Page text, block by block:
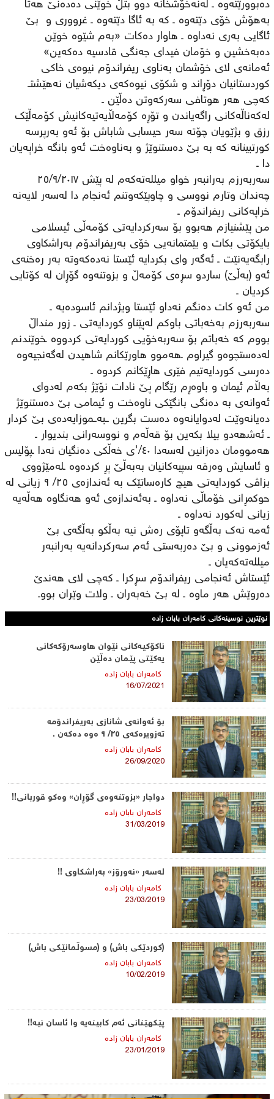
دەبوورێتەوە ـ لەنەخۆشخانە دوو بتڵ خوێنی دەدەنێ ھەتا
بەھۆش خۆی دێتەوە ـ کە بە ئاگا دێتەوە ـ غرووری و بێ
ئاگایی بەری نەداوە ـ ھاوار دەکات «بەم شێوە خوێن
دەبەخشین و خۆمان فیدای جەنگی قادسیە دەکەین»
ئەمانەی لای خۆشمان بەناوی ریفراندۆم نیوەی خاکی
کوردستانیان دۆڕاند و شکۆی نیوەکەی دیکەشیان نەھێشتـ
کەچی ھەر ھوتافی سەرکەوتن دەڵێن ـ
لەکەناڵەکانی راگەیاندن و تۆڕە کۆمەڵایەتیەکانیش کۆمەڵێک
رزق و بژێویان چۆتە سەر حیسابی شاباش بۆ ئەو بەرپرسە
کورتبینانە کە بە بێ دەستنوێژ و بەناوەخت ئەو بانگە خراپەیان
دا ـ
سەربەرزم بەرانبەر خواو میللەتەکەم لە پێش ٢٥/٩/٢٠١٧
چەندان وتارم نووسی و چاوپێکەوتنم ئەنجام دا لەسەر لایەنە
خراپەکانی ریفراندۆم ـ
من پێشنیازم ھەبوو بۆ سەرکردایەتی کۆمەڵی ئیسلامی
بایکۆتی بکات و بێمتمانەیی خۆی بەریفراندۆم بەراشکاوی
رابگەیەنێت ـ ئەگەر وای بکردایە ئێستا نەدەکەوتە بەر رەخنەی
ئەو (بەڵێ) ساردو سڕەی کۆمەڵ و بزوتنەوە گۆڕان لە کۆتایی
کردیان ـ
من ئەو کات دەنگم نەداو ئێستا ویژدانم ئاسودەیە ـ
سەربەرزم بەخەباتی باوکم لەپێناو کوردایەتی ـ زور منداڵ
بووم کە خەباتم بۆ سەربەخۆیی کوردایەتی کردووە ـخوێندنم
لەدەستچوەو گیراوم ـھەموو ھاورێکانم شاھیدن لەگەنجیەوە
دەرسی کوردایەتیم فێری ھاڕێکانم کردوە ـ
بەڵام ئیمان و باوەڕم رێگام پێ نادات نۆێژ بکەم لەدوای
ئەوانەی بە دەنگی بانگێکی ناوەخت و ئیمامی بێ دەستنوێژ
دەیانەوێت لەدوایانەوە دەست بگرین ــبەــموزایەدەی بێ کردار
ـ ئەشھەدو بیلا بکەین بۆ قەڵەم و نووسەرانی بندیوار ـ
ھەموومان دەزانین لەسەدا ٤٠/'ی خەڵکی دەنگیان نەدا ـپۆلیس
و ئاسایش وەرقە سپیەکانیان بەبەڵێ پڕ کردەوە ـلەمێژووی
بزاڤی کوردایەتی ھیچ کارەساتێک بە ئەندازەی ٢٥/ ٩ زیانی لە
حوکمڕانی خۆماڵی نەداوە ـ بەئەندازەی ئەو ھەنگاوە ھەڵەیە
زیانی لەکورد نەداوە ـ
ئەمە نەک بەڵگەو تاپۆی رەش نیە بەڵکو بەڵگەی بێ
ئەزموونی و بێ دەربەستی ئەم سەرکردانەیە بەرانبەر
میللەتەکەیان ـ
ئێستاش ئەنجامی ریفراندۆم سڕکرا ـ کەچی لای ھەندێ
دەروێش ھەر ماوە ـ لە بێ خەبەران ـ ولات وێران بووـ
نوێترین نوسینەکانی كامه‌ران بابان زاده‌
ناکۆکیەکانی نێوان ھاوسەرۆکەکانی
یەکێتی پێمان دەڵێن
كامه‌ران بابان زاده‌
16/07/2021
بۆ ئەوانەی شانازی بەریفراندۆمە
تەزویرەکەی ٢٥/ ٩ ەوە دەکەن .
كامه‌ران بابان زاده‌
26/09/2020
دواجار «بزوتنەوەی گۆڕان» وەکو قوربانی!!
كامه‌ران بابان زاده‌
31/03/2019
لەسەر «نەورۆز» بەراشکاوی !!
كامه‌ران بابان زاده‌
23/03/2019
(كوردێكی باش) و (مسوڵمانێكی باش)
كامه‌ران بابان زاده‌
10/02/2019
پێكهێنانی ئه‌م كابینه‌یه‌ وا ئاسان نیه‌!!
كامه‌ران بابان زاده‌
23/01/2019